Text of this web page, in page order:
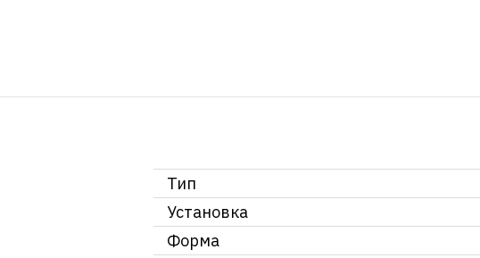
Тип
Установка
Форма